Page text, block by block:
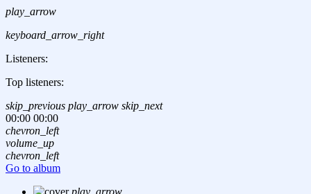
play_arrow
keyboard_arrow_right
Listeners:
Top listeners:
skip_previous play_arrow skip_next
00:00 00:00
chevron_left
volume_up
chevron_left
Go to album
play_arrow